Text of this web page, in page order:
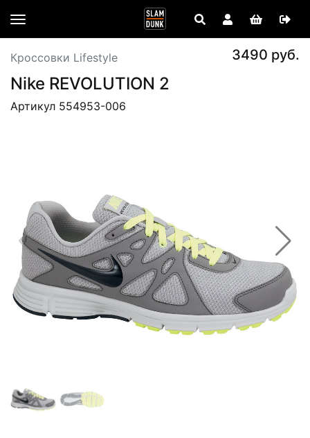
Кроссовки Lifestyle 3490 руб.
Nike REVOLUTION 2
Артикул 554953-006